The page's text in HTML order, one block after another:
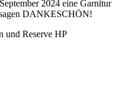
2024 eine Garnitur
DANKESCHÖN!